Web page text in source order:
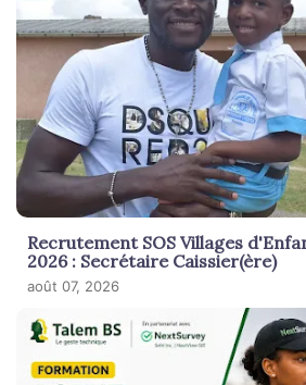
Recrutement SOS Villages
2026 : Secrétaire Caissier(ère)
août 07, 2026